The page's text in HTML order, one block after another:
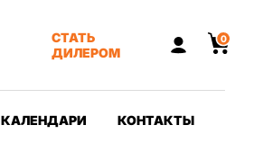
СТАТЬ
ДИЛЕРОМ
0
КАЛЕНДАРИ КОНТАКТЫ